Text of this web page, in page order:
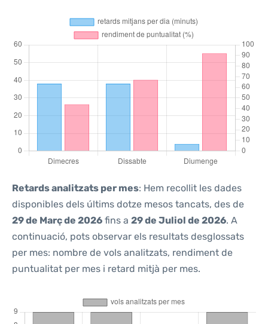
Retards analitzats per mes: Hem recollit les dades
disponibles dels últims dotze mesos tancats, des de
29 de Març de 2026 fins a 29 de Juliol de 2026. A
continuació, pots observar els resultats desglossats
per mes: nombre de vols analitzats, rendiment de
puntualitat per mes i retard mitjà per mes.